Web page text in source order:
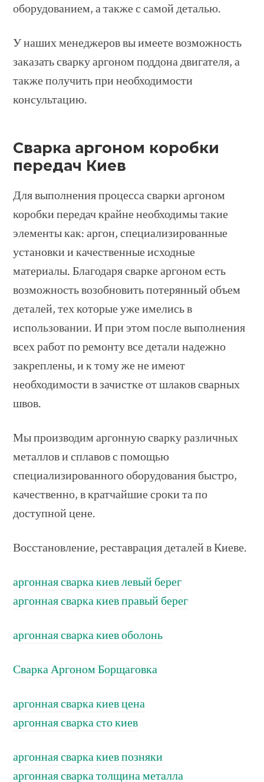
оборудованием, а также с самой деталью.
У наших менеджеров вы имеете возможность
заказать сварку аргоном поддона двигателя, а
также получить при необходимости
консультацию.
Сварка аргоном коробки
передач Киев
Для выполнения процесса сварки аргоном
коробки передач крайне необходимы такие
элементы как: аргон, специализированные
установки и качественные исходные
материалы. Благодаря сварке аргоном есть
возможность возобновить потерянный объем
деталей, тех которые уже имелись в
использовании. И при этом после выполнения
всех работ по ремонту все детали надежно
закреплены, и к тому же не имеют
необходимости в зачистке от шлаков сварных
швов.
Мы производим аргонную сварку различных
металлов и сплавов с помощью
специализированного оборудования быстро,
качественно, в кратчайшие сроки та по
доступной цене.
Восстановление, реставрация деталей в Киеве.
аргонная сварка киев левый берег
аргонная сварка киев правый берег
аргонная сварка киев оболонь
Сварка Аргоном Борщаговка
аргонная сварка киев цена
аргонная сварка сто киев
аргонная сварка киев позняки
аргонная сварка толщина металла